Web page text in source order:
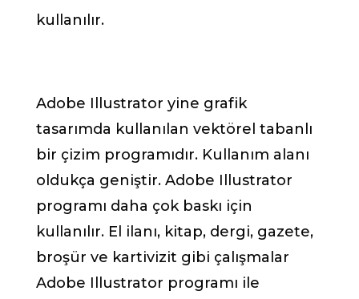
kullanılır.
Adobe Illustrator yine grafik
tasarımda kullanılan vektörel tabanlı
bir çizim programıdır. Kullanım alanı
oldukça geniştir. Adobe Illustrator
programı daha çok baskı için
kullanılır. El ilanı, kitap, dergi, gazete,
broşür ve kartivizit gibi çalışmalar
Adobe Illustrator programı ile